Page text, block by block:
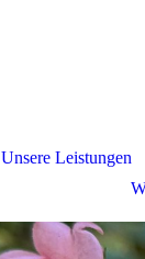
Unsere Leistungen